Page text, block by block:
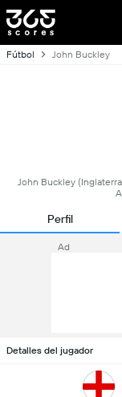
Fútbol John Buckley
John Buckley
Perfil
Ad
Detalles del jugador